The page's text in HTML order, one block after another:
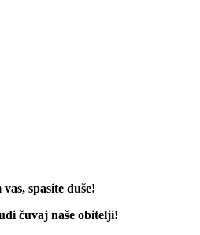
spasite duše!
čuvaj naše obitelji!